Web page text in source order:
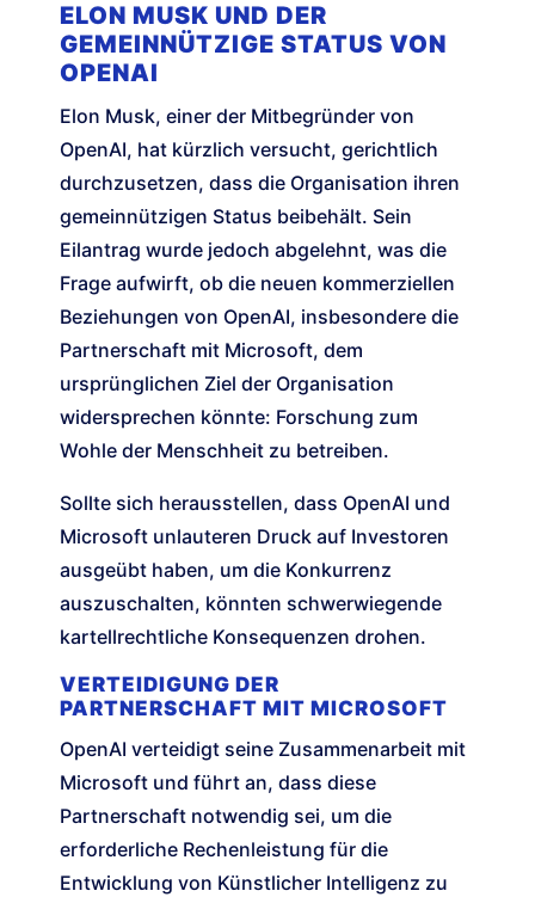
ELON MUSK UND DER
GEMEINNÜTZIGE STATUS VON
OPENAI
Elon Musk, einer der Mitbegründer von
OpenAI, hat kürzlich versucht, gerichtlich
durchzusetzen, dass die Organisation ihren
gemeinnützigen Status beibehält. Sein
Eilantrag wurde jedoch abgelehnt, was die
Frage aufwirft, ob die neuen kommerziellen
Beziehungen von OpenAI, insbesondere die
Partnerschaft mit Microsoft, dem
ursprünglichen Ziel der Organisation
widersprechen könnte: Forschung zum
Wohle der Menschheit zu betreiben.
Sollte sich herausstellen, dass OpenAI und
Microsoft unlauteren Druck auf Investoren
ausgeübt haben, um die Konkurrenz
auszuschalten, könnten schwerwiegende
kartellrechtliche Konsequenzen drohen.
VERTEIDIGUNG DER
PARTNERSCHAFT MIT MICROSOFT
OpenAI verteidigt seine Zusammenarbeit mit
Microsoft und führt an, dass diese
Partnerschaft notwendig sei, um die
erforderliche Rechenleistung für die
Entwicklung von Künstlicher Intelligenz zu